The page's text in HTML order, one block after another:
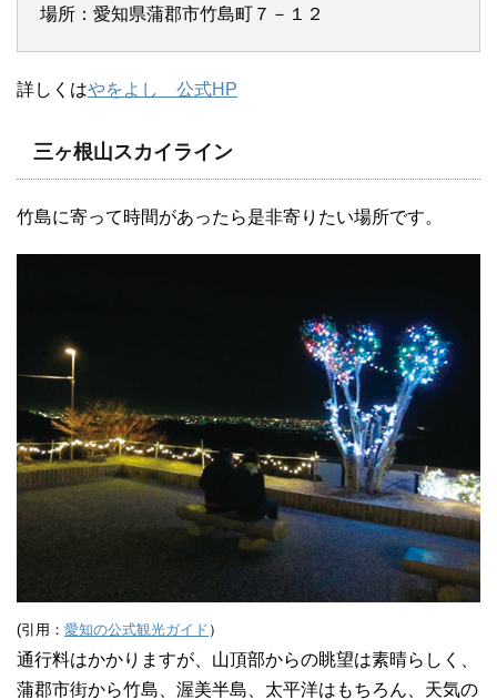
場所：愛知県蒲郡市竹島町７－１２
詳しくはやをよし 公式HP
三ヶ根山スカイライン
竹島に寄って時間があったら是非寄りたい場所です。
(引用： 愛知の公式観光ガイド ）
通行料はかかりますが、山頂部からの眺望は素晴らしく、
蒲郡市街から竹島、渥美半島、太平洋はもちろん、天気の